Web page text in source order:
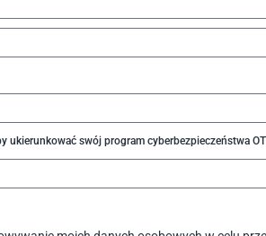
ukierunkować swój program cyberbezpieczeństwa